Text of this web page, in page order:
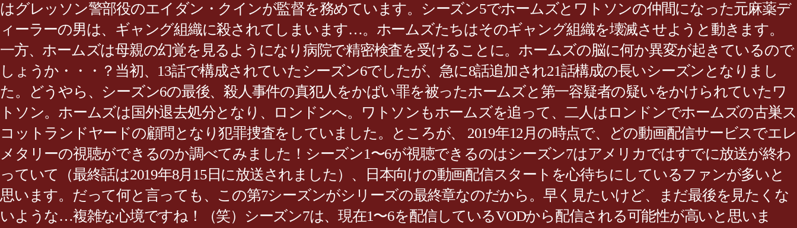
はグレッソン警部役のエイダン・クインが監督を務めています。シーズン5でホームズとワトソンの仲間になった元麻薬デ
ィーラーの男は、ギャング組織に殺されてしまいます…。ホームズたちはそのギャング組織を壊滅させようと動きます。
一方、ホームズは母親の幻覚を見るようになり病院で精密検査を受けることに。ホームズの脳に何か異変が起きているので
しょうか・・・？当初、13話で構成されていたシーズン6でしたが、急に8話追加され21話構成の長いシーズンとなりまし
た。どうやら、シーズン6の最後、殺人事件の真犯人をかばい罪を被ったホームズと第一容疑者の疑いをかけられていたワ
トソン。ホームズは国外退去処分となり、ロンドンへ。ワトソンもホームズを追って、二人はロンドンでホームズの古巣ス
コットランドヤードの顧問となり犯罪捜査をしていました。ところが、 2019年12月の時点で、どの動画配信サービスでエレ
メタリーの視聴ができるのか調べてみました！シーズン1〜6が視聴できるのはシーズン7はアメリカではすでに放送が終わ
っていて（最終話は2019年8月15日に放送されました）、日本向けの動画配信スタートを心待ちにしているファンが多いと
思います。だって何と言っても、この第7シーズンがシリーズの最終章なのだから。早く見たいけど、まだ最後を見たくな
いような…複雑な心境ですね！（笑）シーズン7は、現在1〜6を配信しているVODから配信される可能性が高いと思いま